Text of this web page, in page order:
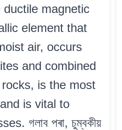
ductile magnetic
element that
air, occurs
and combined
is the most
is vital to
গলাব পৰা, চুম্বকীয়